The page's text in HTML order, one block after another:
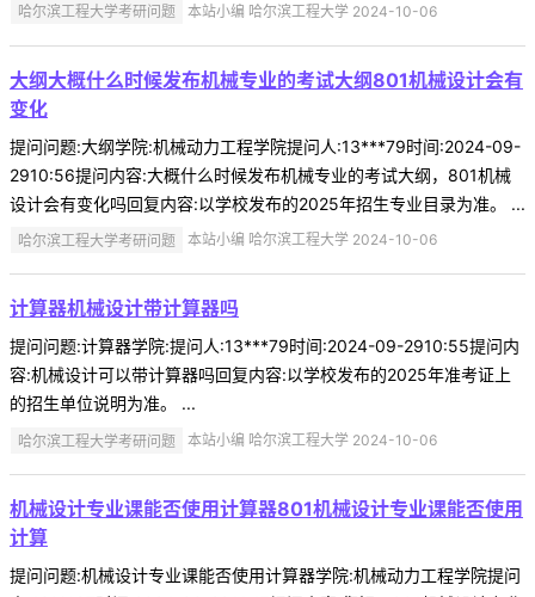
哈尔滨工程大学考研问题 本站小编 哈尔滨工程大学 2024-10-06
大纲大概什么时候发布机械专业的考试大纲801机械设计会有
变化
提问问题:大纲学院:机械动力工程学院提问人:13***79时间:2024-09-
2910:56提问内容:大概什么时候发布机械专业的考试大纲，801机械
设计会有变化吗回复内容:以学校发布的2025年招生专业目录为准。 ...
哈尔滨工程大学考研问题 本站小编 哈尔滨工程大学 2024-10-06
计算器机械设计带计算器吗
提问问题:计算器学院:提问人:13***79时间:2024-09-2910:55提问内
容:机械设计可以带计算器吗回复内容:以学校发布的2025年准考证上
的招生单位说明为准。 ...
哈尔滨工程大学考研问题 本站小编 哈尔滨工程大学 2024-10-06
机械设计专业课能否使用计算器801机械设计专业课能否使用
计算
提问问题:机械设计专业课能否使用计算器学院:机械动力工程学院提问